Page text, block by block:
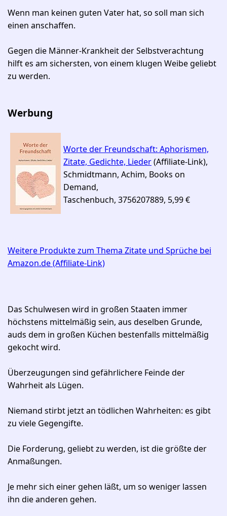
Wenn man keinen guten Vater hat, so soll man sich
einen anschaffen.
Gegen die Männer-Krankheit der Selbstverachtung
hilft es am sichersten, von einem klugen Weibe geliebt
zu werden.
Werbung
Worte der Freundschaft: Aphorismen,
Zitate, Gedichte, Lieder(Affiliate-Link),
Schmidtmann, Achim, Books on
Demand,
Taschenbuch, 3756207889, 5,99 €
Weitere Produkte zum Thema Zitate und Sprüche bei
Amazon.de (Affiliate-Link)
Das Schulwesen wird in großen Staaten immer
höchstens mittelmäßig sein, aus deselben Grunde,
auds dem in großen Küchen bestenfalls mittelmäßig
gekocht wird.
Überzeugungen sind gefährlichere Feinde der
Wahrheit als Lügen.
Niemand stirbt jetzt an tödlichen Wahrheiten: es gibt
zu viele Gegengifte.
Die Forderung, geliebt zu werden, ist die größte der
Anmaßungen.
Je mehr sich einer gehen läßt, um so weniger lassen
ihn die anderen gehen.